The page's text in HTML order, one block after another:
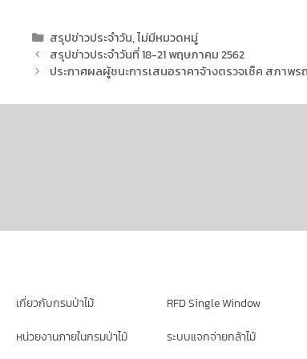
สรุปข่าวประจำวัน,ไม่มีหมวดหมู่
สรุปข่าวประจำวันที่ 18-21 พฤษภาคม 2562
ประกาศผลผู้ชนะการเสนอราคาจ้างตรวจเช็ค สภาพ
เกี่ยวกับกรมป่าไม้
หน่วยงานภายในกรมป่าไม้
RFD Single Window
ระบบแจกจ่ายกล้าไม้